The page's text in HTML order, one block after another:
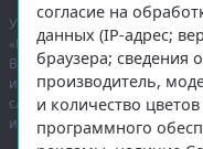
Учредитель — общество с
«Правда Севера».
Выписка из реестра
информации:ЭЛ № ФС 77-
службой по надзору в сфере
и массовых коммуникаций
согласие на
данных (IP-адрес;
браузера; сведения
производитель,
и количество
программного